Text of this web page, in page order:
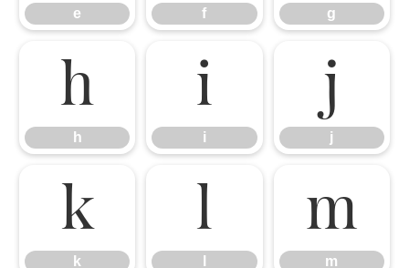
e f g
h
h
i
i
j
j
k
k
l m
m